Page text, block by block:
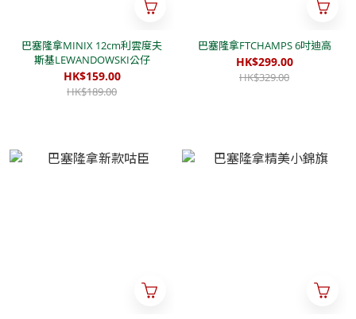
巴塞隆拿MINIX 12cm利雲度夫
斯基LEWANDOWSKI公仔
HK$159.00
HK$189.00
巴塞隆拿FTCHAMPS 6吋迪高
HK$299.00
HK$329.00